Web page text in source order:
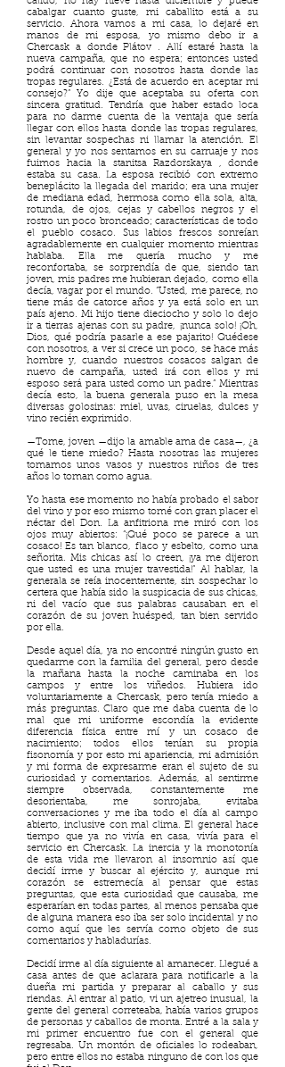
cabalgar cuanto guste, mi caballito está a su
servicio. Ahora vamos a mi casa, lo dejaré en
manos de mi esposa, yo mismo debo ir a
Chercask a donde Plátov . Allí estaré hasta la
nueva campaña, que no espera; entonces usted
podrá continuar con nosotros hasta donde las
tropas regulares. ¿Está de acuerdo en aceptar mi
consejo?” Yo dije que aceptaba su oferta con
sincera gratitud. Tendría que haber estado loca
para no darme cuenta de la ventaja que sería
llegar con ellos hasta donde las tropas regulares,
sin levantar sospechas ni llamar la atención. El
general y yo nos sentamos en su carruaje y nos
fuimos hacia la stanitsa Razdorskaya , donde
estaba su casa. La esposa recibió con extremo
beneplácito la llegada del marido; era una mujer
de mediana edad, hermosa como ella sola, alta,
rotunda, de ojos, cejas y cabellos negros y el
rostro un poco bronceado; características de todo
el pueblo cosaco. Sus labios frescos sonreían
agradablemente en cualquier momento mientras
hablaba. Ella me quería mucho y me
reconfortaba, se sorprendía de que, siendo tan
joven, mis padres me hubieran dejado, como ella
decía, vagar por el mundo. “Usted, me parece, no
tiene más de catorce años y ya está solo en un
país ajeno. Mi hijo tiene dieciocho y solo lo dejo
ir a tierras ajenas con su padre, ¡nunca solo! ¡Oh,
Dios, qué podría pasarle a ese pajarito! Quédese
con nosotros, a ver si crece un poco, se hace más
hombre y, cuando nuestros cosacos salgan de
nuevo de campaña, usted irá con ellos y mi
esposo será para usted como un padre.” Mientras
decía esto, la buena generala puso en la mesa
diversas golosinas: miel, uvas, ciruelas, dulces y
vino recién exprimido.
—Tome, joven —dijo la amable ama de casa—, ¿a
qué le tiene miedo? Hasta nosotras las mujeres
tomamos unos vasos y nuestros niños de tres
años lo toman como agua.
Yo hasta ese momento no había probado el sabor
del vino y por eso mismo tomé con gran placer el
néctar del Don. La anfitriona me miró con los
ojos muy abiertos: “¡Qué poco se parece a un
cosaco! Es tan blanco, flaco y esbelto, como una
señorita. Mis chicas así lo creen, ¡ya me dijeron
que usted es una mujer travestida!” Al hablar, la
generala se reía inocentemente, sin sospechar lo
certera que había sido la suspicacia de sus chicas,
ni del vacío que sus palabras causaban en el
corazón de su joven huésped, tan bien servido
por ella.
Desde aquel día, ya no encontré ningún gusto en
quedarme con la familia del general, pero desde
la mañana hasta la noche caminaba en los
campos y entre los viñedos. Hubiera ido
voluntariamente a Chercask, pero tenía miedo a
más preguntas. Claro que me daba cuenta de lo
mal que mi uniforme escondía la evidente
diferencia física entre mí y un cosaco de
nacimiento; todos ellos tenían su propia
fisonomía y por esto mi apariencia, mi admisión
y mi forma de expresarme eran el sujeto de su
curiosidad y comentarios. Además, al sentirme
siempre observada, constantemente me
desorientaba, me sonrojaba, evitaba
conversaciones y me iba todo el día al campo
abierto, inclusive con mal clima. El general hace
tiempo que ya no vivía en casa, vivía para el
servicio en Chercask. La inercia y la monotonía
de esta vida me llevaron al insomnio así que
decidí irme y buscar al ejército y, aunque mi
corazón se estremecía al pensar que estas
preguntas, que esta curiosidad que causaba, me
esperarían en todas partes, al menos pensaba que
de alguna manera eso iba ser solo incidental y no
como aquí que les servía como objeto de sus
comentarios y habladurías.
Decidí irme al día siguiente al amanecer. Llegué a
casa antes de que aclarara para notificarle a la
dueña mi partida y preparar al caballo y sus
riendas. Al entrar al patio, vi un ajetreo inusual, la
gente del general correteaba, había varios grupos
de personas y caballos de monta. Entré a la sala y
mi primer encuentro fue con el general que
regresaba. Un montón de oficiales lo rodeaban,
pero entre ellos no estaba ninguno de con los que